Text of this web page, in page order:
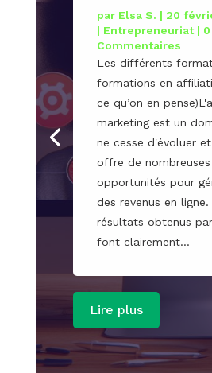
par Elsa S. | 20
| Entrepreneuriat| 0
Commentaires
Les différents
formations en
ce qu’on en
marketing est un
ne cesse d'évoluer
offre de nombreuses
opportunités pour
des revenus en
résultats obtenus
font clairement...
Lire plus